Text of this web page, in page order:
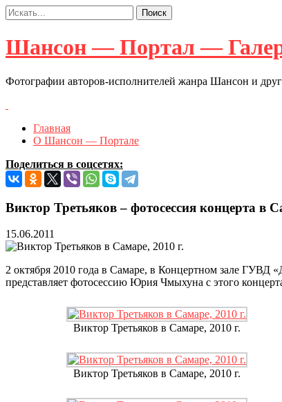
Шансон — Портал —
Фотографии авторов-исполнителей жанра Шансон и
Главная
О Шансон — Портале
Поделиться в соцсетях:
Виктор Третьяков – фотосессия концерта в
15.06.2011
2 октября 2010 года в Самаре, в Концертном зале ГУВД
представляет фотосессию Юрия Чмыхуна с этого
Виктор Третьяков в Самаре, 2010 г.
Виктор Третьяков в Самаре, 2010 г.